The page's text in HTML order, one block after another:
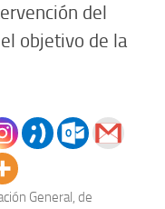
del
objetivo de la
General, de